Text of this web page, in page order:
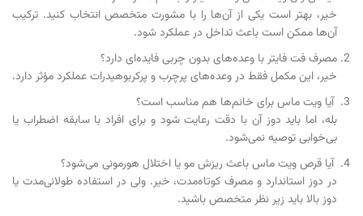
خیر، بهتر است یکی از آن‌ها را با مشورت متخصص انتخاب کنید. ترکیب
آن‌ها ممکن است باعث تداخل در عملکرد شود.
مصرف فت فایتر با وعده‌های بدون چربی فایده‌ای دارد؟
خیر، این مکمل فقط در وعده‌های پرچرب و پرکربوهیدرات عملکرد مؤثر دارد.
آیا ویت ماس برای خانم‌ها هم مناسب است؟
بله، اما باید دوز آن با دقت رعایت شود و برای افراد با سابقه اضطراب یا
بی‌خوابی توصیه نمی‌شود.
آیا قرص ویت ماس باعث ریزش مو یا اختلال هورمونی می‌شود؟
در دوز استاندارد و مصرف کوتاه‌مدت، خیر. ولی در استفاده طولانی‌مدت یا
دوز بالا باید زیر نظر متخصص باشید.